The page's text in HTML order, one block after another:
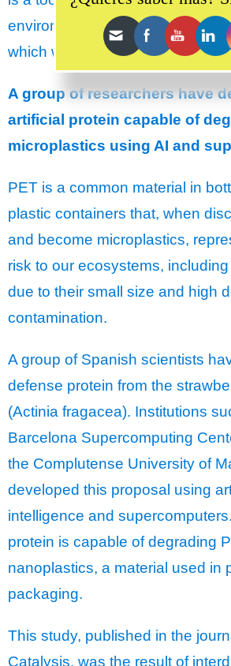
environment. There are many
which we can observe its use.
A group of researchers have
artificial protein capable of
microplastics using AI and
PET is a common material in
plastic containers that, when
and become microplastics,
risk to our ecosystems,
due to their small size and high
contamination.
A group of Spanish scientists
defense protein from the
(Actinia fragacea). Institutions
Barcelona Supercomputing
the Complutense University of
developed this proposal using
intelligence and
protein is capable of degrading
nanoplastics, a material used in
packaging.
This study, published in the
Catalysis, was the result of